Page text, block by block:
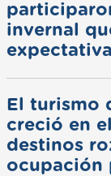
invernal
El turismo
creció en
destinos
ocupación